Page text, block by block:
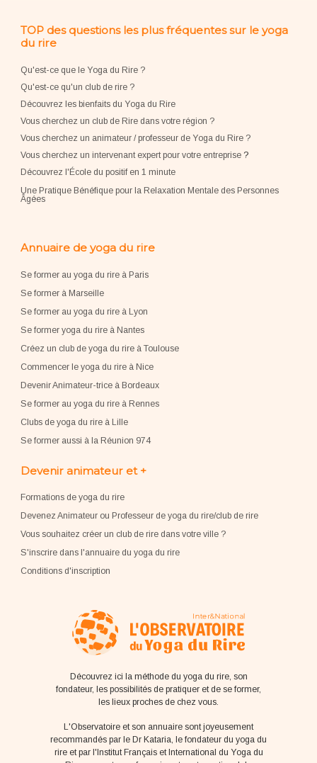
TOP des questions les plus fréquentes sur le yoga
du rire
Qu'est-ce que le Yoga du Rire ?
Qu'est-ce qu'un club de rire ?
Découvrez les bienfaits du Yoga du Rire
Vous cherchez un club de Rire dans votre région ?
Vous cherchez un animateur / professeur de Yoga du Rire ?
Vous cherchez un intervenant expert pour votre entreprise?
Découvrez l'École du positif en 1 minute
Une Pratique Bénéfique pour la Relaxation Mentale des Personnes
Âgées
Annuaire de yoga du rire
Se former au yoga du rire à Paris
Se former à Marseille
Se former au yoga du rire à Lyon
Se former yoga du rire à Nantes
Créez un club de yoga du rire à Toulouse
Commencer le yoga du rire à Nice
Devenir Animateur-trice à Bordeaux
Se former au yoga du rire à Rennes
Clubs de yoga du rire à Lille
Se former aussi à la Réunion 974
Devenir animateur et +
Formations de yoga du rire
Devenez Animateur ou Professeur de yoga du rire/club de rire
Vous souhaitez créer un club de rire dans votre ville ?
S'inscrire dans l'annuaire du yoga du rire
Conditions d'inscription
Découvrez ici la méthode du yoga du rire, son
fondateur, les possibilités de pratiquer et de se former,
les lieux proches de chez vous.
L'Observatoire et son annuaire sont joyeusement
recommandés par le Dr Kataria, le fondateur du yoga du
rire et par l'Institut Français et International du Yoga du